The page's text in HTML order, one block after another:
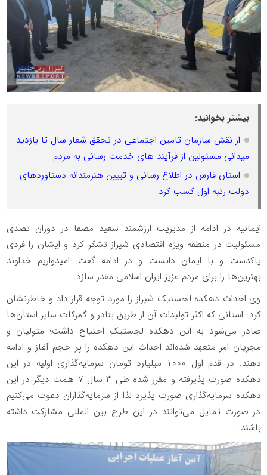
بیشتر بخوانید:
از نقش سازمان تامین اجتماعی در تحقق شعار سال تا بازدید
میدانی مسئولین از فرآیند های خدمت رسانی به مردم
استان فارس در اطلاع رسانی و تبیین هنرمندانه دستاوردهای
دولت رتبه اول کسب کرد
ایمانیه در ادامه از مدیریت ارزشمند سعید مصفا در دوران تصدی
مسئولیت در منطقه ویژه اقتصادی شیراز تشکر کرد و ایشان را فردی
پاکدست و با ایمان دانست و در ادامه گفت: امیدواریم خداوند
بهترین‌ها را برای مردم عزیز ایران اسلامی مقدر سازد.
وی احداث دهکده لجستیک شیراز را مورد توجه قرار داد و خاطرنشان
کرد: استانی که اکثر تولیدات آن از طریق بنادر و گمرکات سایر استان‌ها
صادر می‌شود به این دهکده لجستیک احتیاج داشت؛ متولیان و
مجریان امر متعهد شده‌اند احداث این دهکده را پر حجم آغاز و ادامه
دهند. در قدم اول ۱۰۰۰ میلیارد تومان سرمایه‌گذاری اولیه در این
دهکده صورت پذیرفته و مقرر شده طی ۳ سال ۷ همت دیگر در این
دهکده سرمایه‌گذاری صورت پذیرد لذا از سرمایه‌گذاران دعوت می‌کنیم
در صورت تمایل می‌توانند در این طرح بین المللی مشارکت داشته
باشند.